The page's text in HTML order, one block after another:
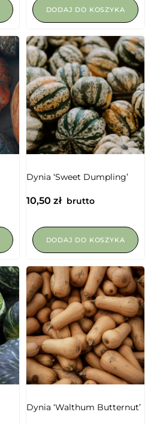
DODAJ DO KOSZYKA
Dynia ‘Sweet Dumpling’
10,50 zł brutto
DODAJ DO KOSZYKA
Dynia ‘Walthum Butternut’